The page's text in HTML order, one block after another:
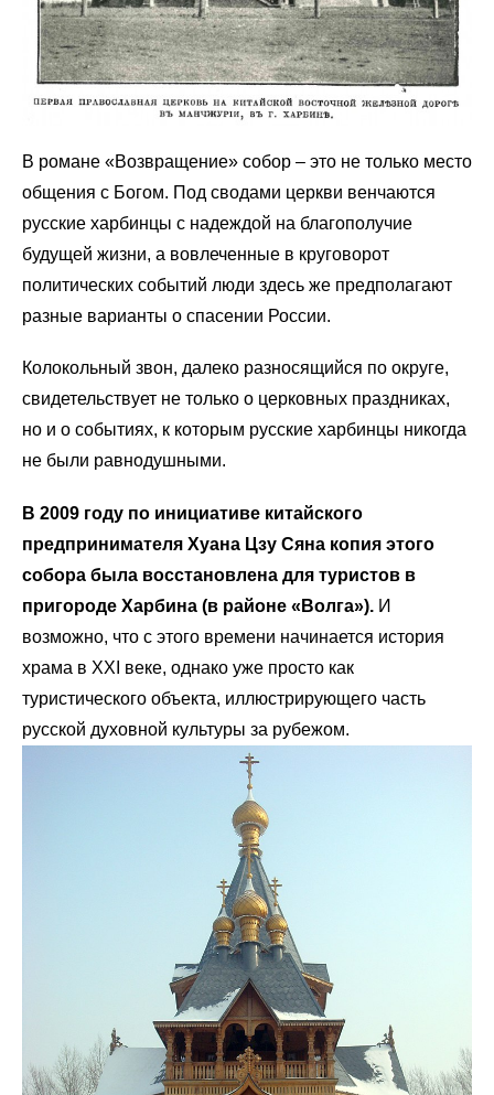
В романе «Возвращение» собор – это не только место
общения с Богом. Под сводами церкви венчаются
русские харбинцы с надеждой на благополучие
будущей жизни, а вовлеченные в круговорот
политических событий люди здесь же предполагают
разные варианты о спасении России.
Колокольный звон, далеко разносящийся по округе,
свидетельствует не только о церковных праздниках,
но и о событиях, к которым русские харбинцы никогда
не были равнодушными.
В 2009 году по инициативе китайского
предпринимателя Хуана Цзу Сяна копия этого
собора была восстановлена для туристов в
пригороде Харбина (в районе «Волга»). И
возможно, что с этого времени начинается история
храма в ХХI веке, однако уже просто как
туристического объекта, иллюстрирующего часть
русской духовной культуры за рубежом.